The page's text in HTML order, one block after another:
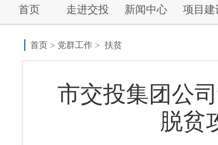
首页 走进交投 新闻中心 项目建
首页 > 党群工作 > 扶贫
市交投集团公
脱贫